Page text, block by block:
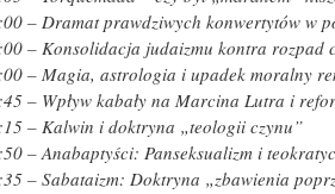
– Dramat prawdziwych konwertytów w
– Konsolidacja judaizmu kontra rozpad
– Magia, astrologia i upadek moralny
– Wpływ kabały na Marcina Lutra i
– Kalwin i doktryna „teologii czynu”
– Anabaptyści: Panseksualizm i
– Sabataizm: Doktryna „zbawienia